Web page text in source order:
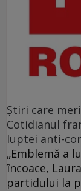
Ştiri care
Cotidianul
luptei anti-
„Emblemă a
încoace,
partidului la